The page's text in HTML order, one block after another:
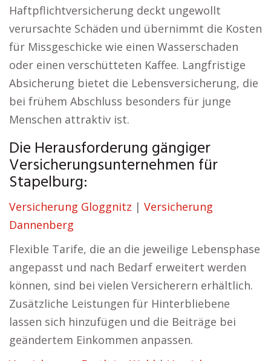
Haftpflichtversicherung deckt ungewollt
verursachte Schäden und übernimmt die Kosten
für Missgeschicke wie einen Wasserschaden
oder einen verschütteten Kaffee. Langfristige
Absicherung bietet die Lebensversicherung, die
bei frühem Abschluss besonders für junge
Menschen attraktiv ist.
Die Herausforderung gängiger
Versicherungsunternehmen für
Stapelburg:
Versicherung Gloggnitz | Versicherung
Dannenberg
Flexible Tarife, die an die jeweilige Lebensphase
angepasst und nach Bedarf erweitert werden
können, sind bei vielen Versicherern erhältlich.
Zusätzliche Leistungen für Hinterbliebene
lassen sich hinzufügen und die Beiträge bei
geändertem Einkommen anpassen.